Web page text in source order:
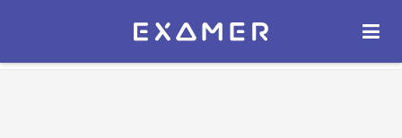
Экзамер — ЕГЭ 2027
ОТКРЫТЬ